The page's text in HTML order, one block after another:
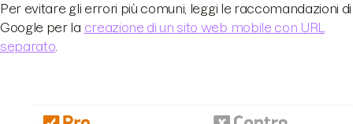
Per evitare gli errori più comuni, leggi le raccomandazioni di
Google per la creazione di un sito web mobile con URL
separato